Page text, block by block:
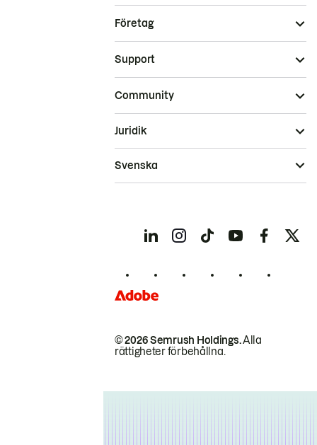
Företag
Support
Community
© 2026 Semrush Holdings.Alla
rättigheter förbehållna.
Juridik
Svenska